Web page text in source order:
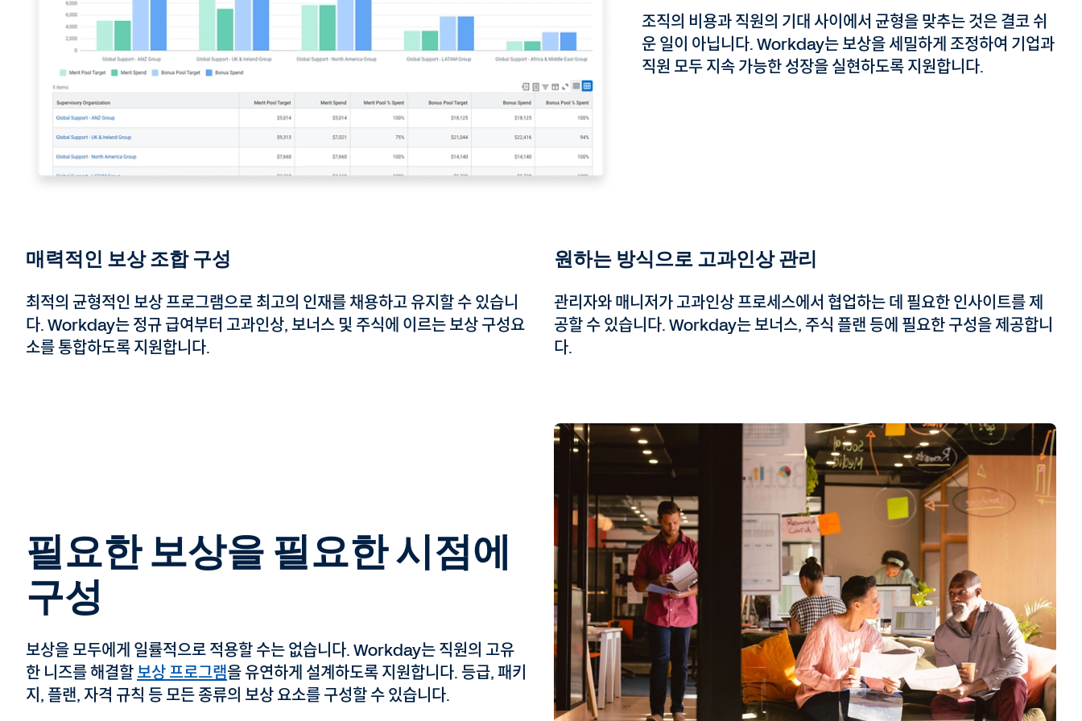
조직의 비용과 직원의 기대 사이에서 균형을 맞추는 것은 결코 쉬
운 일이 아닙니다. Workday는 보상을 세밀하게 조정하여 기업과
직원 모두 지속 가능한 성장을 실현하도록 지원합니다.
매력적인 보상 조합 구성
최적의 균형적인 보상 프로그램으로 최고의 인재를 채용하고 유지할 수 있습니
다. Workday는 정규 급여부터 고과인상, 보너스 및 주식에 이르는 보상 구성요
소를 통합하도록 지원합니다.
원하는 방식으로 고과인상 관리
관리자와 매니저가 고과인상 프로세스에서 협업하는 데 필요한 인사이트를 제
공할 수 있습니다. Workday는 보너스, 주식 플랜 등에 필요한 구성을 제공합니
다.
필요한 보상을 필요한 시점에
구성
보상을 모두에게 일률적으로 적용할 수는 없습니다. Workday는 직원의 고유
한 니즈를 해결할보상 프로그램을 유연하게 설계하도록 지원합니다. 등급, 패키
지, 플랜, 자격 규칙 등 모든 종류의 보상 요소를 구성할 수 있습니다.